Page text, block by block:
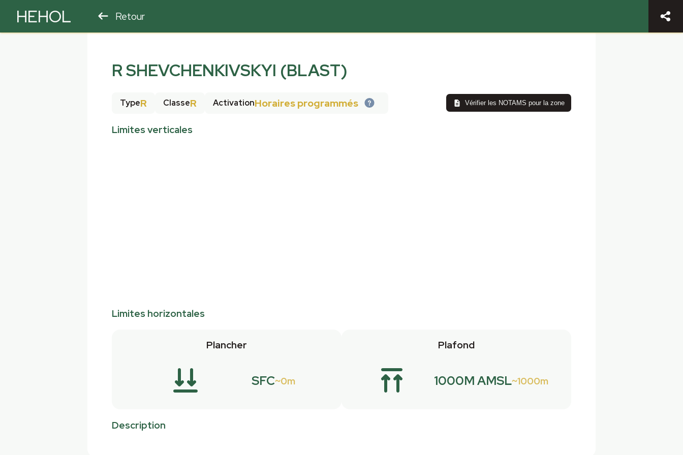
HEHOL Retour
R SHEVCHENKIVSKYI (BLAST)
TypeR ClasseR ActivationHoraires programmés Vérifier les NOTAMS pour la zone
Limites verticales
Limites horizontales
Plancher
SFC 0m
Plafond
1000M AMSL 1000m
Description